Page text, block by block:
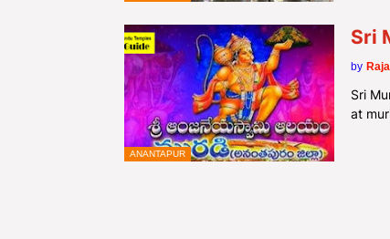
ANANTAPUR
Sri
by
Sri
at